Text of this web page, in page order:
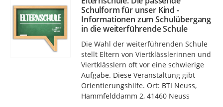
Schulform für unser Kind -
Informationen zum Schulübergang
in die weiterführende Schule
Die Wahl der weiterführenden Schule
stellt Eltern von Viertklässlerinnen und
Viertklässlern oft vor eine schwierige
Aufgabe. Diese Veranstaltung gibt
Orientierungshilfe. Ort: BTI Neuss,
Hammfelddamm 2, 41460 Neuss